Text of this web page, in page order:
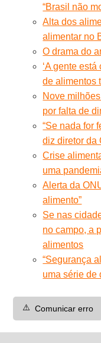
“Brasil não
Alta dos
alimentar no
O drama do
‘A gente
de alimentos
Nove
por falta de
“Se nada for
diz diretor da
Crise
uma
Alerta da
alimento”
Se nas
no campo, a
alimentos
“Segurança
uma série de
⚠️ Comunicar erro